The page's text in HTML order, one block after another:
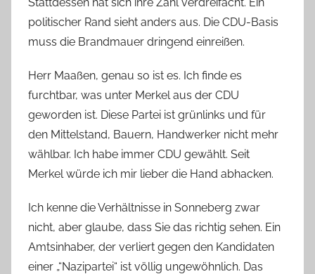
politischer Rand sieht anders aus. Die CDU-Basis
muss die Brandmauer dringend einreißen.
Herr Maaßen, genau so ist es. Ich finde es
furchtbar, was unter Merkel aus der CDU
geworden ist. Diese Partei ist grünlinks und für
den Mittelstand, Bauern, Handwerker nicht mehr
wählbar. Ich habe immer CDU gewählt. Seit
Merkel würde ich mir lieber die Hand abhacken.
Ich kenne die Verhältnisse in Sonneberg zwar
nicht, aber glaube, dass Sie das richtig sehen. Ein
Amtsinhaber, der verliert gegen den Kandidaten
einer „“Nazipartei“ ist völlig ungewöhnlich. Das